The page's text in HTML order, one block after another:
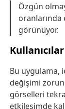
Özgün
oranlarında
görünüyor.
Bu uygulama,
değişimi
görselleri
etkileşimde